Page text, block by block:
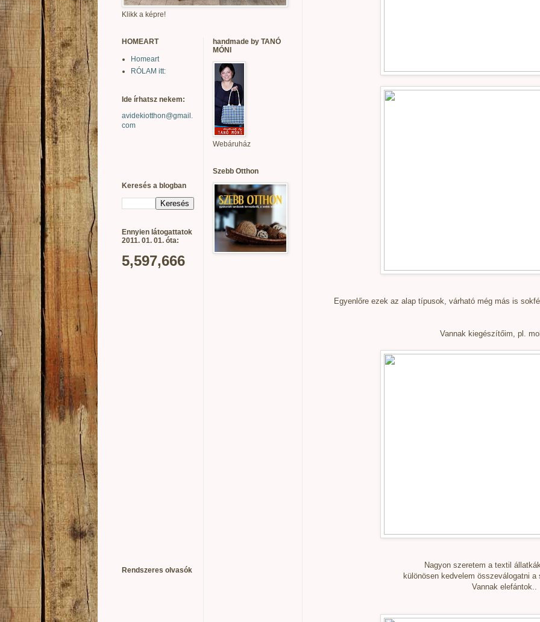
Egyenlőre ezek az alap típusok, várható még más is
Vannak kiegészítőim, pl.
Nagyon szeretem a textil
különösen kedvelem összeválogatni
Vannak elefántok..
Klikk a képre!
HOMEART
Homeart
RÓLAM itt:
Ide írhatsz nekem:
avidekiotthon@gmail.
com
Keresés a blogban
Ennyien látogattatok
2011. 01. 01. óta:
5,597,666
Rendszeres olvasók
handmade by TANÓ
MÓNI
Webáruház
Szebb Otthon